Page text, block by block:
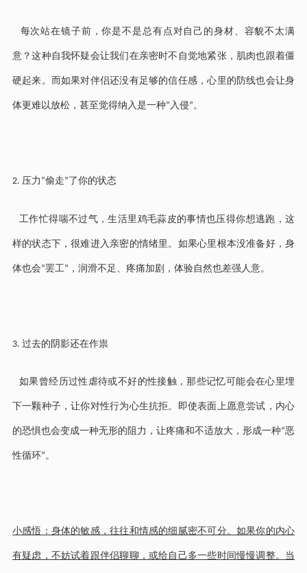
每次站在镜子前，你是不是总有点对自己的身材、容貌不太满
意？这种自我怀疑会让我们在亲密时不自觉地紧张，肌肉也跟着僵
硬起来。而如果对伴侣还没有足够的信任感，心里的防线也会让身
体更难以放松，甚至觉得纳入是一种“ 入侵” 。
2. 压力 “偷走”了你的状态
工作忙得喘不过气，生活里鸡毛蒜皮的事情也压得你想逃跑，这
样的状态下，很难进入亲密的情绪里。如果心里根本没准备好，身
体也会“罢工” ，润滑不足、疼痛加剧，体验自然也差强人意。
3. 过去的阴影还在作祟
如果曾经历过性虐待或不好的性接触，那些记忆可能会在心里埋
下一颗种子，让你对性行为心生抗拒。即使表面上愿意尝试，内心
的恐惧也会变成一种无形的阻力，让疼痛和不适放大，形成一种“恶
性循环”。
小感悟：身体的敏感，往往和情感的细腻密不可分。如果你的内心
有疑虑，不妨试着跟伴侣聊聊，或给自己多一些时间慢慢调整。当